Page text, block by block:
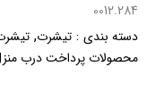
0012.284
دسته بندی : تیشرت,
محصولات پرداخت درب